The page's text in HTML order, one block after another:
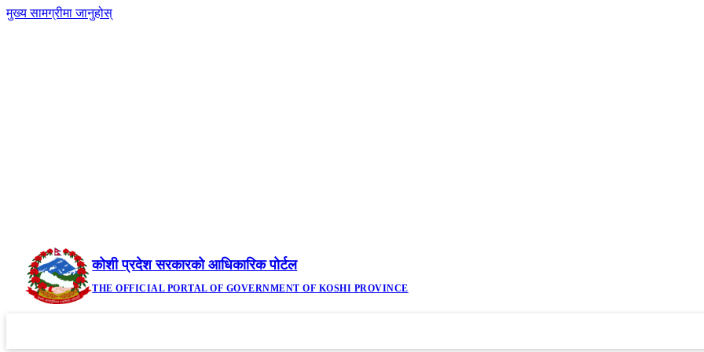
मुख्य सामग्रीमा जानुहोस्
कोशी प्रदेश सरकारको आधिकारिक पोर्टल
THE OFFICIAL PORTAL OF GOVERNMENT OF KOSHI PROVINCE